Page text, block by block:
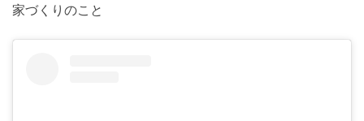
家づくりのこと